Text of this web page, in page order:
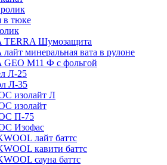
в тюке
TERRA Шумозащита
лайт минеральная вата в рулоне
GEO M11 Ф с фольгой
Л-25
Л-35
изолайт Л
изолайт
П-75
Изофас
лайт баттс
кавити баттс
сауна баттс